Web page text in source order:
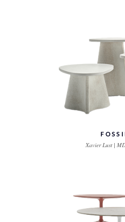
Xavier Lust |